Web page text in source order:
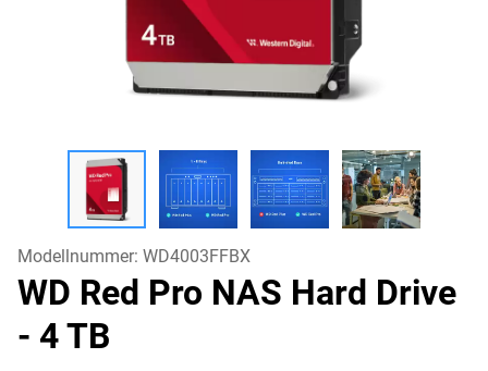
Modellnummer: WD4003FFBX
WD Red Pro NAS Hard Drive
- 4 TB